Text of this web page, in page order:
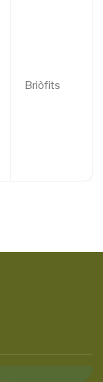
Briòfits